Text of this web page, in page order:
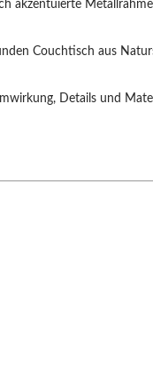
Couchtisch aus
Details und